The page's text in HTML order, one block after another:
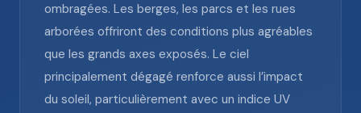
ombragées. Les berges, les parcs et les rues
arborées offriront des conditions plus agréables
que les grands axes exposés. Le ciel
principalement dégagé renforce aussi l’impact
du soleil, particulièrement avec un indice UV